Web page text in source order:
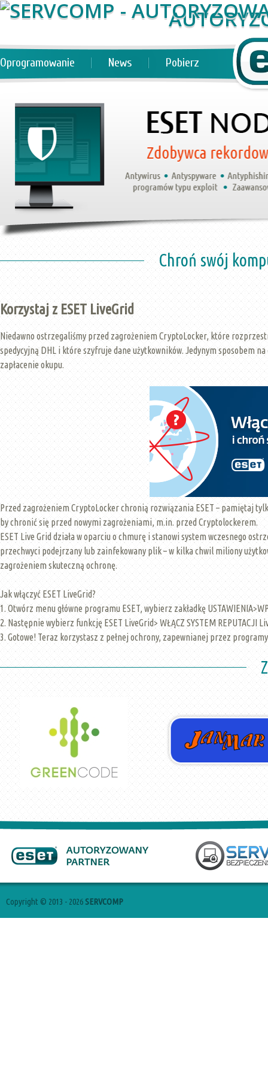
Oprogramowanie News Pobierz
Chroń swój
Korzystaj z ESET LiveGrid
Niedawno ostrzegaliśmy przed zagrożeniem CryptoLocker, które
spedycyjną DHL i które szyfruje dane użytkowników. Jedynym sposobem
zapłacenie okupu.
Przed zagrożeniem CryptoLocker chronią rozwiązania ESET – pamiętaj
by chronić się przed nowymi zagrożeniami, m.in. przed Cryptolockerem.
ESET Live Grid działa w oparciu o chmurę i stanowi system wczesnego
przechwyci podejrzany lub zainfekowany plik – w kilka chwil miliony
zagrożeniem skuteczną ochronę.
Jak włączyć ESET LiveGrid?
1. Otwórz menu główne programu ESET, wybierz zakładkę
2. Następnie wybierz funkcję ESET LiveGrid> WŁĄCZ SYSTEM REPUTACJI
3. Gotowe! Teraz korzystasz z pełnej ochrony, zapewnianej przez
Copyright © 2013 - 2026 SERVCOMP